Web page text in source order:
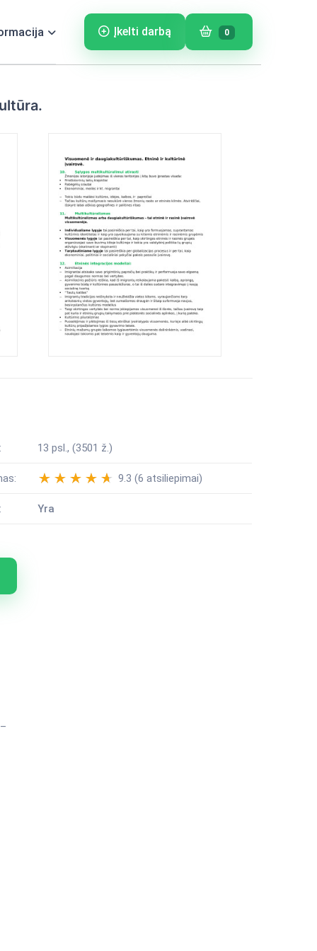
Įkelti darbą 0
13 psl., (3501 ž.)
9.3 (6 atsiliepimai)
Yra